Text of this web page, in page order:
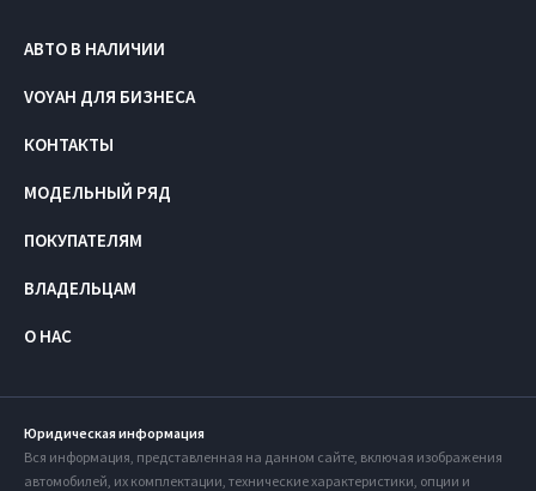
АВТО В НАЛИЧИИ
VOYAH ДЛЯ БИЗНЕСА
КОНТАКТЫ
МОДЕЛЬНЫЙ РЯД
ПОКУПАТЕЛЯМ
ВЛАДЕЛЬЦАМ
О НАС
Юридическая информация
Вся информация, представленная на данном сайте, включая изображения
автомобилей, их комплектации, технические характеристики, опции и